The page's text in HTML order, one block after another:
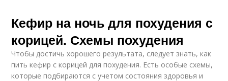
Кефир на ночь для похудения с
корицей. Схемы похудения
Чтобы достичь хорошего результата, следует знать, как
пить кефир с корицей для похудения. Есть особые схемы,
которые подбираются с учетом состояния здоровья и